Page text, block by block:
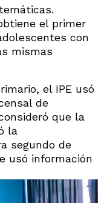
el primer
con
mismas
el IPE usó
de
que la
la
segundo de
usó información